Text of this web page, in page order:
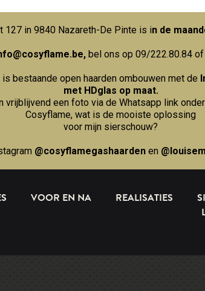
127 in 9840 Nazareth-De Pinte is in de
, bel ons op 09/222.80.84 of
is bestaande open haarden ombouwen met de
met HDglas op maat.
vrijblijvend een foto via de Whatsapp link
Cosyflame, wat is de mooiste oplossing
voor mijn sierschouw?
@cosyflamegashaarden en
VOOR EN NA REALISATIES